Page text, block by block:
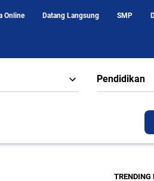
Online Datang Langsung SMP
Pendidikan
TRENDING